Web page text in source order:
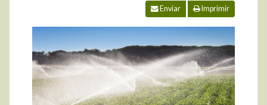
Enviar Imprimir